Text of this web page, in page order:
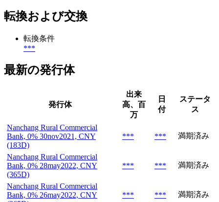
転換および交換
転換条件
***
最新の発行体
発行体
出来
高、百
万
日
付
ステータ
ス
Nanchang Rural Commercial
Bank, 0% 30nov2021, CNY
(183D)
*** *** 満期済み
Nanchang Rural Commercial
Bank, 0% 28may2022, CNY
(365D)
*** *** 満期済み
Nanchang Rural Commercial
Bank, 0% 26may2022, CNY
*** *** 満期済み